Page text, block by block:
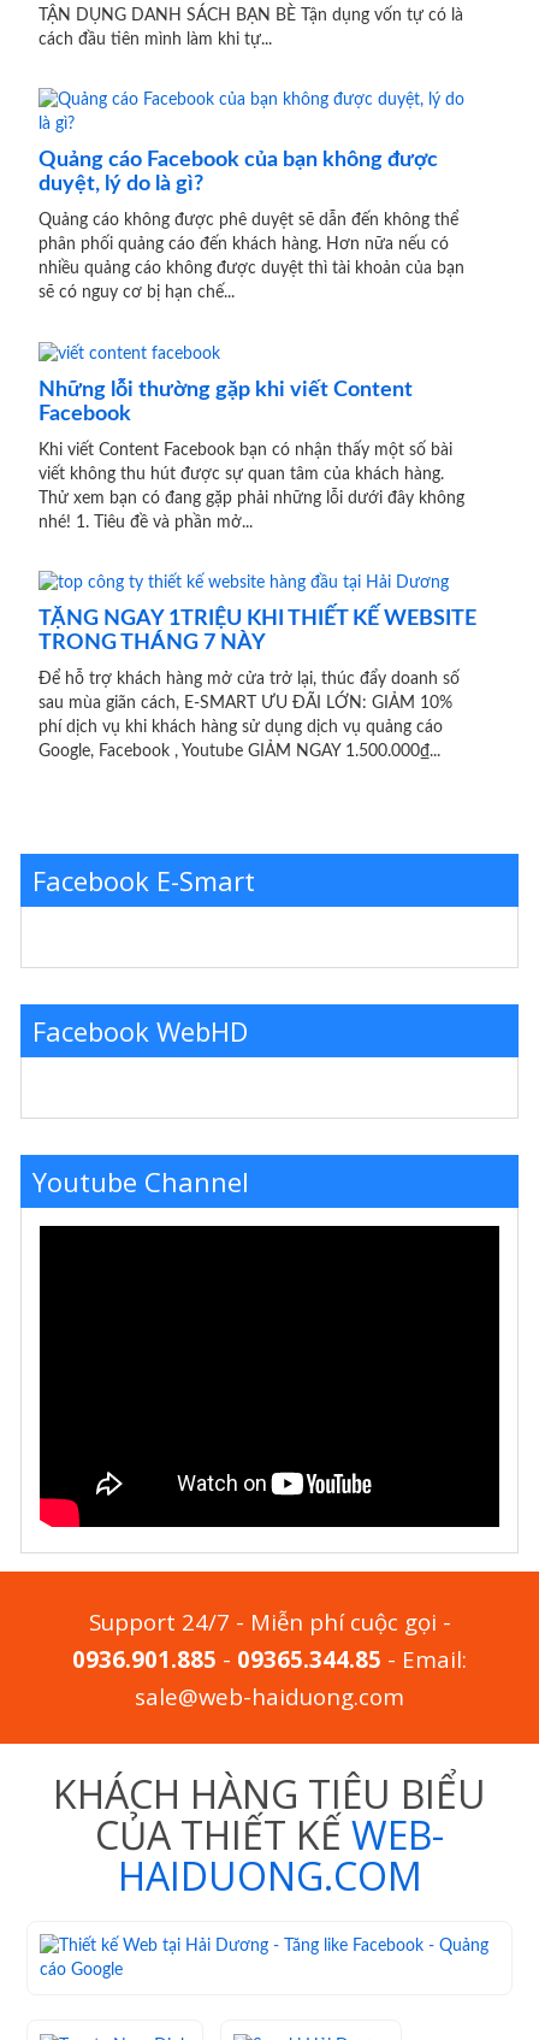
TẬN DỤNG DANH SÁCH BẠN BÈ Tận dụng vốn tự có là
cách đầu tiên mình làm khi tự...
Quảng cáo Facebook của bạn không được
duyệt, lý do là gì?
Quảng cáo không được phê duyệt sẽ dẫn đến không thể
phân phối quảng cáo đến khách hàng. Hơn nữa nếu có
nhiều quảng cáo không được duyệt thì tài khoản của bạn
sẽ có nguy cơ bị hạn chế...
Những lỗi thường gặp khi viết Content
Facebook
Khi viết Content Facebook bạn có nhận thấy một số bài
viết không thu hút được sự quan tâm của khách hàng.
Thử xem bạn có đang gặp phải những lỗi dưới đây không
nhé! 1. Tiêu đề và phần mở...
TẶNG NGAY 1TRIỆU KHI THIẾT KẾ WEBSITE
TRONG THÁNG 7 NÀY
Để hỗ trợ khách hàng mở cửa trở lại, thúc đẩy doanh số
sau mùa giãn cách, E-SMART ƯU ĐÃI LỚN: GIẢM 10%
phí dịch vụ khi khách hàng sử dụng dịch vụ quảng cáo
Google, Facebook , Youtube GIẢM NGAY 1.500.000₫...
Facebook E-Smart
Facebook WebHD
Youtube Channel
Support 24/7 - Miễn phí cuộc gọi -
0936.901.885 - 09365.344.85 - Email:
sale@web-haiduong.com
KHÁCH HÀNG TIÊU BIỂU
CỦA THIẾT KẾ WEB-
HAIDUONG.COM